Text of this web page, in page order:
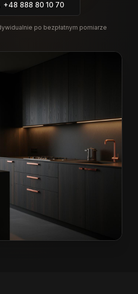
+48 888 80 10 70
po bezpłatnym pomiarze